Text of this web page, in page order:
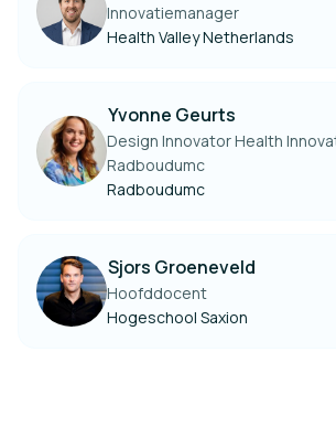
Innovatiemanager
Health Valley Netherlands
Yvonne Geurts
Design Innovator Health
Radboudumc
Radboudumc
Sjors Groeneveld
Hoofddocent
Hogeschool Saxion